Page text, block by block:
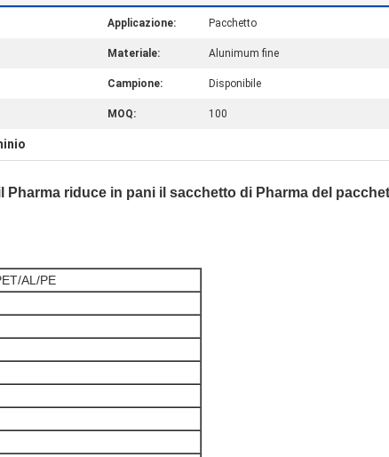
Applicazione: Pacchetto
Materiale: Alunimum fine
Campione: Disponibile
MOQ: 100
riduce in pani il sacchetto di Pharma del
AL/PE